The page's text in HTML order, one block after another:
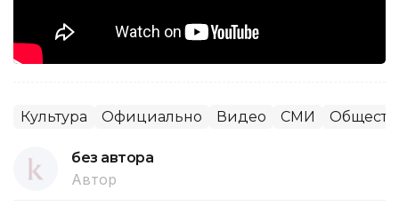
Культура Официально Видео СМИ
без автора
Автор